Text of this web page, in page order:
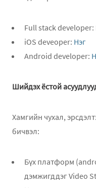
Full stack developer:
iOS deveoper: Нэг
Android developer:
Шийдэх ёстой
Хамгийн чухал,
бичвэл:
Бүх платформ
дэмжигддэг Video